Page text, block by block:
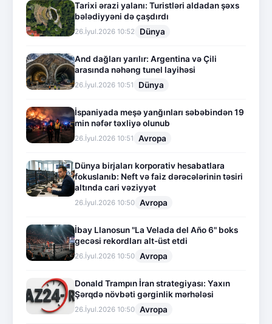
Tarixi ərazi yalanı: Turistləri aldadan şəxs
bələdiyyəni də çaşdırdı
26.İyul.2026 10:52 Dünya
And dağları yarılır: Argentina və Çili
arasında nəhəng tunel layihəsi
26.İyul.2026 10:51 Dünya
İspaniyada meşə yanğınları səbəbindən 19
min nəfər təxliyə olunub
26.İyul.2026 10:51 Avropa
Dünya birjaları korporativ hesabatlara
fokuslanıb: Neft və faiz dərəcələrinin təsiri
altında cari vəziyyət
26.İyul.2026 10:50 Avropa
İbay Llanosun "La Velada del Año 6" boks
gecəsi rekordları alt-üst etdi
26.İyul.2026 10:50 Avropa
Donald Trampın İran strategiyası: Yaxın
Şərqdə növbəti gərginlik mərhələsi
26.İyul.2026 10:50 Avropa